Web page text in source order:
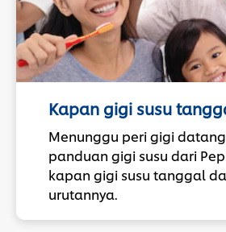
Kapan gigi susu
Menunggu peri gigi
panduan gigi susu dari
kapan gigi susu tanggal
urutannya.